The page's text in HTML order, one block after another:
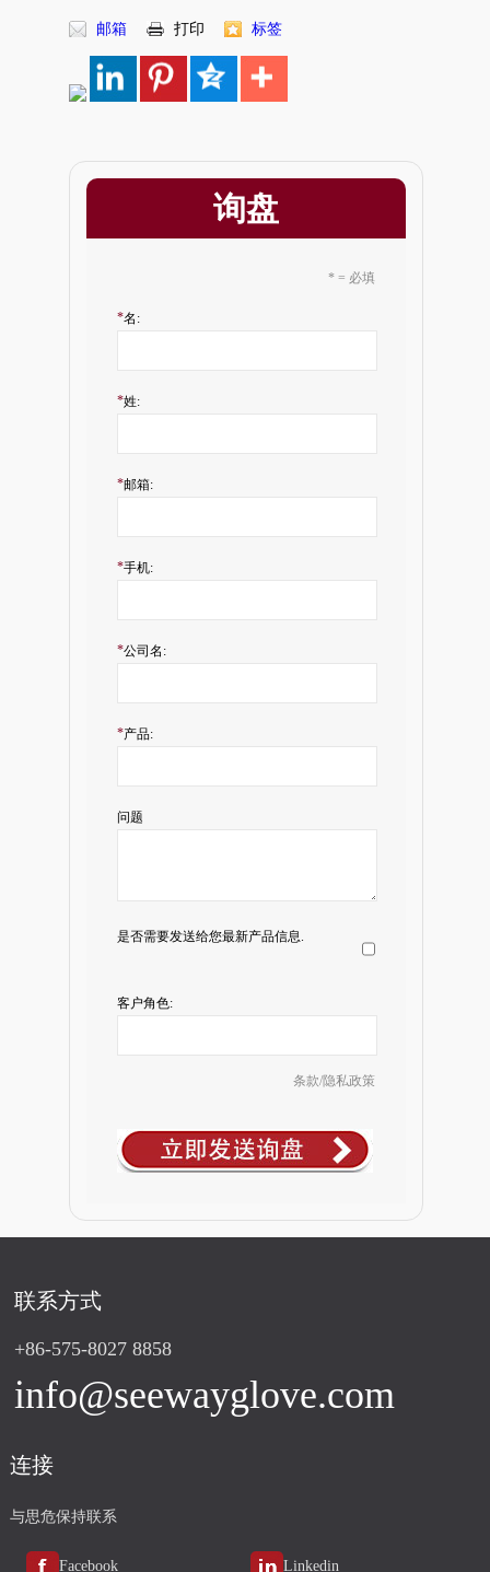
邮箱 打印 标签
询盘
* = 必填
*名:
*姓:
*邮箱:
*手机:
*公司名:
*产品:
问题
是否需要发送给您最新产品信息.
客户角色:
条款/隐私政策
联系方式
+86-575-8027 8858
info@seewayglove.com
连接
与思危保持联系
Facebook Linkedin